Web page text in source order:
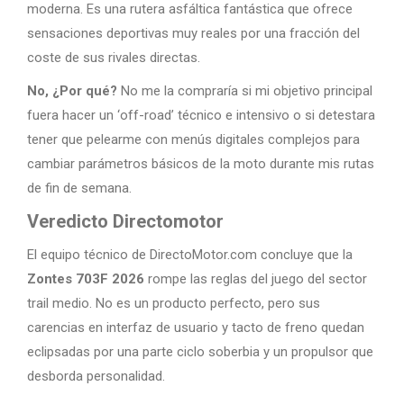
moderna. Es una rutera asfáltica fantástica que ofrece
sensaciones deportivas muy reales por una fracción del
coste de sus rivales directas.
No, ¿Por qué? No me la compraría si mi objetivo principal
fuera hacer un ‘off-road’ técnico e intensivo o si detestara
tener que pelearme con menús digitales complejos para
cambiar parámetros básicos de la moto durante mis rutas
de fin de semana.
Veredicto Directomotor
El equipo técnico de DirectoMotor.com concluye que la
Zontes 703F 2026 rompe las reglas del juego del sector
trail medio. No es un producto perfecto, pero sus
carencias en interfaz de usuario y tacto de freno quedan
eclipsadas por una parte ciclo soberbia y un propulsor que
desborda personalidad.